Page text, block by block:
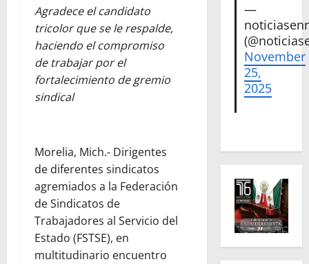
Agradece el candidato
tricolor que se le respalde,
haciendo el compromiso
de trabajar por el
fortalecimiento de gremio
sindical
Morelia, Mich.- Dirigentes
de diferentes sindicatos
agremiados a la Federación
de Sindicatos de
Trabajadores al Servicio del
Estado (FSTSE), en
multitudinario encuentro
—
November
25,
2025